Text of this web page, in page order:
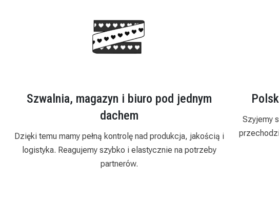
Szwalnia, magazyn i biuro pod jednym
dachem
Dzięki temu mamy pełną kontrolę nad produkcja, jakością i
logistyka. Reagujemy szybko i elastycznie na potrzeby
partnerów.
Szyjemy